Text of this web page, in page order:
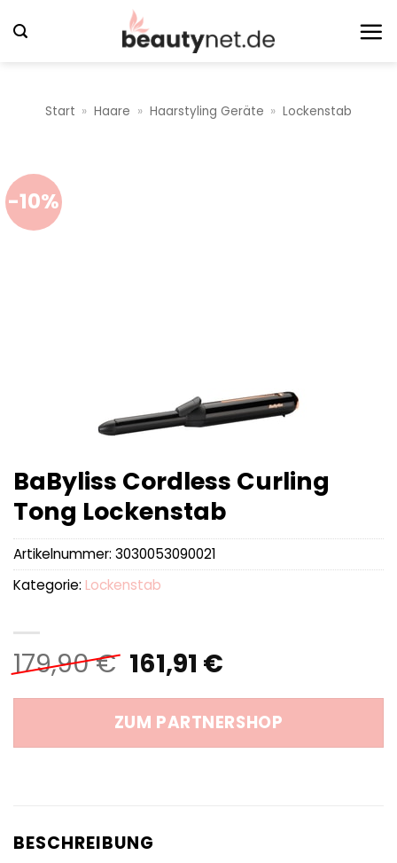
Inhalt
Start » Haare » Haarstyling Geräte » Lockenstab
-10%
BaByliss Cordless Curling
Tong Lockenstab
179,90€ Ursprünglicher
Preis
war:
179,90 €
161,91 €Aktueller
ist:
161,91 €.
ZUM PARTNERSHOP
Artikelnummer: 3030053090021
Kategorie: Lockenstab
BESCHREIBUNG